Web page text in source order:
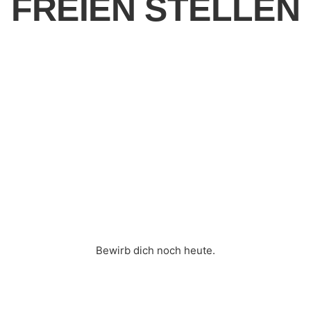
FREIEN STELLEN
Bewirb dich noch heute.